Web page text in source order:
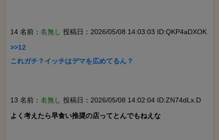
14 名前： 名無し 投稿日：2026/05/08 14:03:03 ID:QKP4aDXOK
>>12
これガチ？イッチはデマを広めてるん？
13 名前： 名無し 投稿日：2026/05/08 14:02:04 ID:ZN74dLx.D
よく考えたら早食い推奨の店ってとんでもねえな